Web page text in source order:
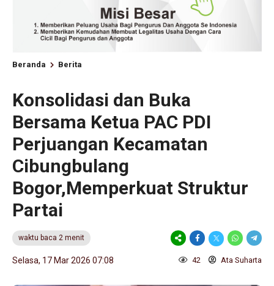
Beranda Berita
Konsolidasi dan Buka
Bersama Ketua PAC PDI
Perjuangan Kecamatan
Cibungbulang
Bogor,Memperkuat Struktur
Partai
waktu baca 2 menit
Selasa, 17 Mar 2026 07:08 42 Ata Suharta